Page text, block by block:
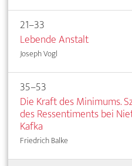
21–33
Lebende Anstalt
Joseph Vogl
35–53
Die Kraft des Minimums.
des Ressentiments bei
Kafka
Friedrich Balke